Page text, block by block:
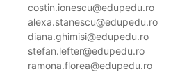
costin.ionescu@edupedu.ro
alexa.stanescu@edupedu.ro
diana.ghimisi@edupedu.ro
stefan.lefter@edupedu.ro
ramona.florea@edupedu.ro